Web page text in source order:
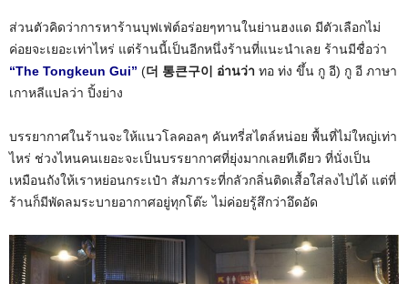
ส่วนตัวคิดว่าการหาร้านบุฟเฟ่ต์อร่อยๆทานในย่านฮงแด มีตัวเลือกไม่
ค่อยจะเยอะเท่าไหร่ แต่ร้านนี้เป็นอีกหนึ่งร้านที่แนะนำเลย ร้านมีชื่อว่า
“The Tongkeun Gui” (더 통큰구이 อ่านว่า ทอ ท่ง ขึ้น กู อี) กู อี ภาษา
เกาหลีแปลว่า ปิ้งย่าง
บรรยากาศในร้านจะให้แนวโลคอลๆ คันทรี่สไตล์หน่อย พื้นที่ไม่ใหญ่เท่า
ไหร่ ช่วงไหนคนเยอะจะเป็นบรรยากาศที่ยุ่งมากเลยทีเดียว ที่นั่งเป็น
เหมือนถังให้เราหย่อนกระเป๋า สัมภาระที่กลัวกลิ่นติดเสื้อใส่ลงไปได้ แต่ที่
ร้านก็มีพัดลมระบายอากาศอยู่ทุกโต๊ะ ไม่ค่อยรู้สึกว่าอึดอัด